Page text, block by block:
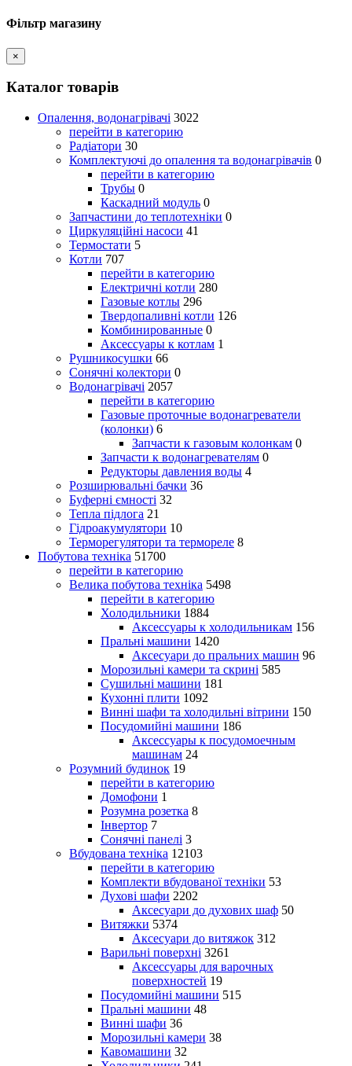
Фільтр магазину
×
Каталог товарів
Опалення, водонагрівачі 3022
перейти в категорию
Радіатори 30
Комплектуючі до опалення та водонагрівачів 0
перейти в категорию
Трубы 0
Каскадний модуль 0
Запчастини до теплотехніки 0
Циркуляційні насоси 41
Термостати 5
Котли 707
перейти в категорию
Електричні котли 280
Газовые котлы 296
Твердопаливні котли 126
Комбинированные 0
Аксессуары к котлам 1
Рушникосушки 66
Сонячні колектори 0
Водонагрівачі 2057
перейти в категорию
Газовые проточные водонагреватели
(колонки) 6
Запчасти к газовым колонкам 0
Запчасти к водонагревателям 0
Редукторы давления воды 4
Розширювальні бачки 36
Буферні ємності 32
Тепла підлога 21
Гідроакумулятори 10
Терморегулятори та термореле 8
Побутова техніка 51700
перейти в категорию
Велика побутова техніка 5498
перейти в категорию
Холодильники 1884
Аксессуары к холодильникам 156
Пральні машини 1420
Аксесуари до пральних машин 96
Морозильні камери та скрині 585
Сушильні машини 181
Кухонні плити 1092
Винні шафи та холодильні вітрини 150
Посудомийні машини 186
Аксессуары к посудомоечным
машинам 24
Розумний будинок 19
перейти в категорию
Домофони 1
Розумна розетка 8
Інвертор 7
Сонячні панелі 3
Вбудована техніка 12103
перейти в категорию
Комплекти вбудованої техніки 53
Духові шафи 2202
Аксесуари до духових шаф 50
Витяжки 5374
Аксесуари до витяжок 312
Варильні поверхні 3261
Аксессуары для варочных
поверхностей 19
Посудомийні машини 515
Пральні машини 48
Винні шафи 36
Морозильні камери 38
Кавомашини 32